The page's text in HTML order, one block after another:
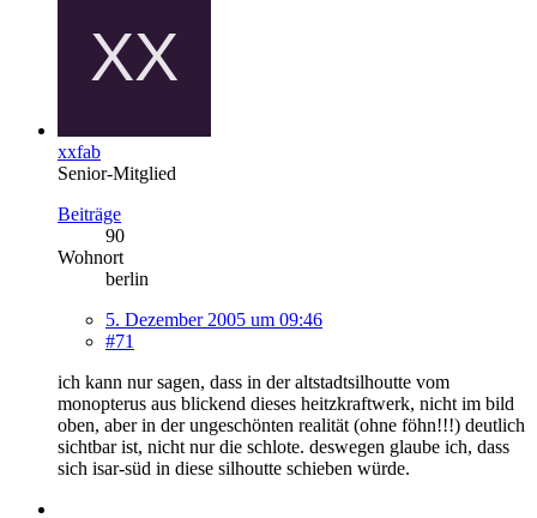
xxfab
Senior-Mitglied
Beiträge
90
Wohnort
berlin
5. Dezember 2005 um 09:46
#71
ich kann nur sagen, dass in der altstadtsilhoutte vom
monopterus aus blickend dieses heitzkraftwerk, nicht im bild
oben, aber in der ungeschönten realität (ohne föhn!!!) deutlich
sichtbar ist, nicht nur die schlote. deswegen glaube ich, dass
sich isar-süd in diese silhoutte schieben würde.